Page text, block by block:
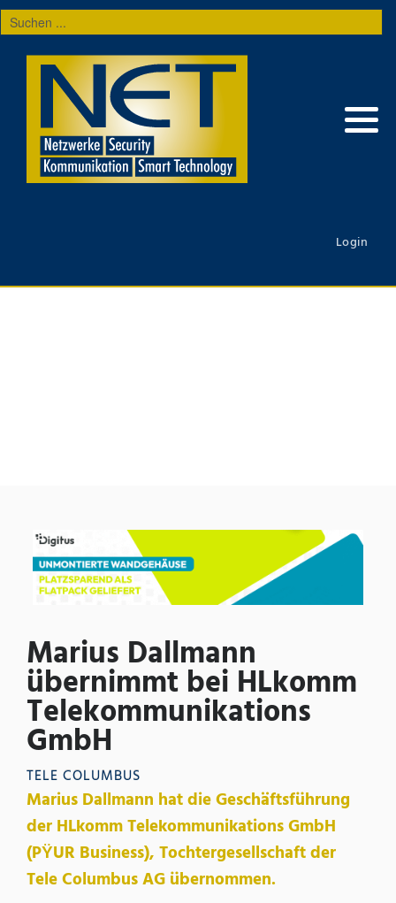
Suchen
...
Login
Marius Dallmann
übernimmt bei HLkomm
Telekommunikations
GmbH
TELE COLUMBUS
Marius Dallmann hat die Geschäftsführung
der HLkomm Telekommunikations GmbH
(PŸUR Business), Tochtergesellschaft der
Tele Columbus AG übernommen.